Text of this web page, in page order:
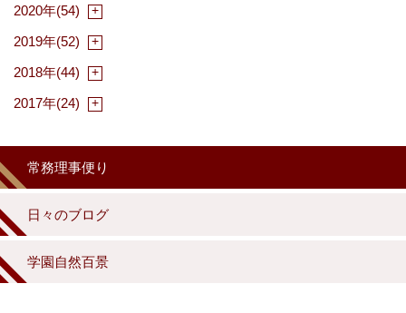
常務理事便り
日々のブログ
学園自然百景
2020年(54)
2019年(52)
2018年(44)
2017年(24)